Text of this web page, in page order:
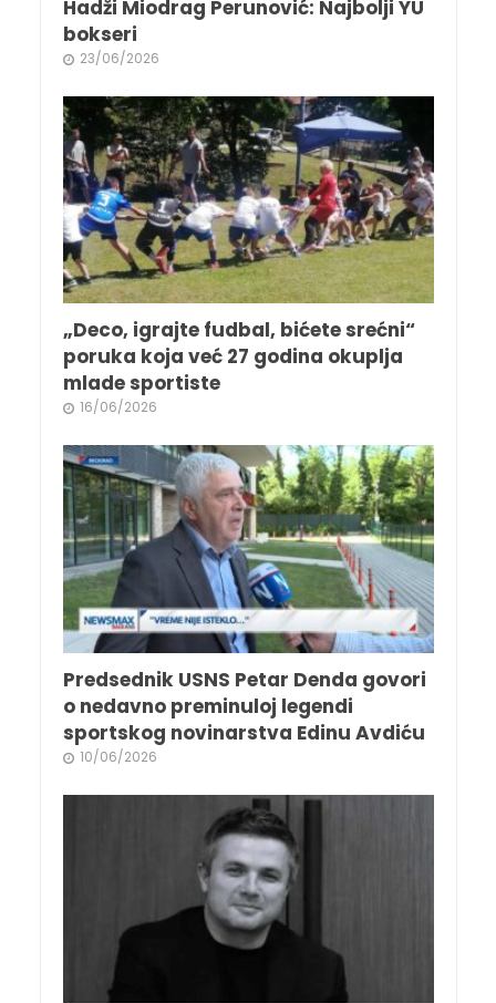
Hadži Miodrag Perunović: Najbolji YU
bokseri
23/06/2026
„Deco, igrajte fudbal, bićete srećni“
poruka koja već 27 godina okuplja
mlade sportiste
16/06/2026
Predsednik USNS Petar Denda govori
o nedavno preminuloj legendi
sportskog novinarstva Edinu Avdiću
10/06/2026